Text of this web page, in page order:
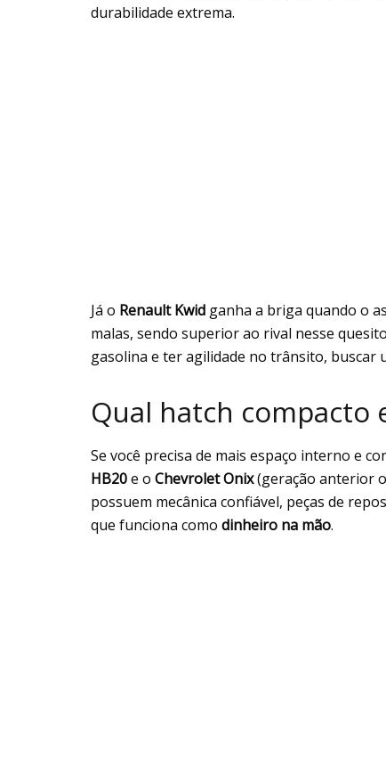
durabilidade extrema.
Já o Renault Kwid ganha a briga quando o
malas, sendo superior ao rival nesse
gasolina e ter agilidade no trânsito, buscar
Qual hatch
Se você precisa de mais espaço interno e
HB20e o Chevrolet Onix(geração anterior
possuem mecânica confiável, peças de
que funciona como dinheiro na mão.